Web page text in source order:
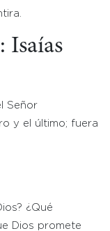
Isaías
Señor
y el último; fuera
¿Qué
Dios promete